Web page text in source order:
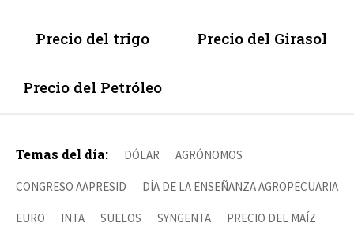
Precio del trigo Precio del Girasol
Precio del Petróleo
Temas del día: DÓLAR AGRÓNOMOS
CONGRESO AAPRESID DÍA DE LA ENSEÑANZA AGROPECUARIA
EURO INTA SUELOS SYNGENTA PRECIO DEL MAÍZ